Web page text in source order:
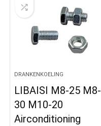
DRANKENKOELING
LIBAISI M8-25 M8-
30 M10-20
Airconditioning